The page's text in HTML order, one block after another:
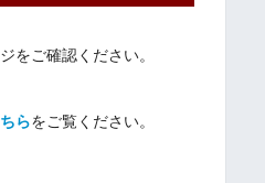
をご確認ください。
らをご覧ください。